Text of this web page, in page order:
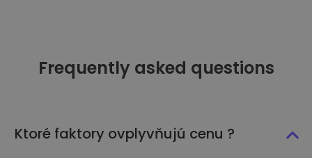
Frequently asked questions
Ktoré faktory ovplyvňujú cenu ?